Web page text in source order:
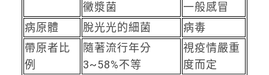
黴漿菌
一般感冒
病原體
脫光光的細菌
病毒
帶原者比
例
隨著流行年分
3~58%不等
視疫情嚴重
度而定